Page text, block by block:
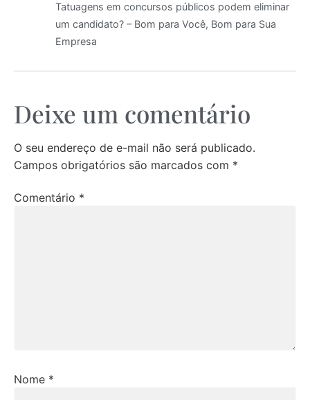
Tatuagens em concursos públicos podem eliminar
um candidato? – Bom para Você, Bom para Sua
Empresa
Deixe um comentário
O seu endereço de e-mail não será publicado.
Campos obrigatórios são marcados com *
Comentário *
Nome *